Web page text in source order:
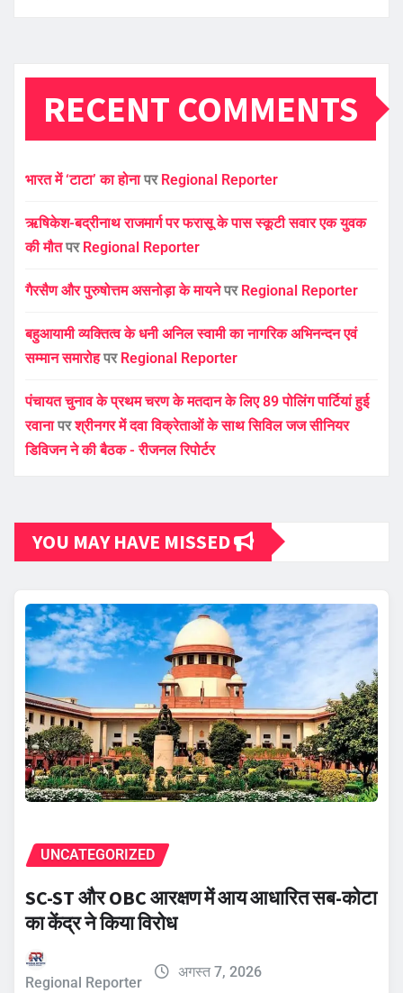
RECENT COMMENTS
भारत में ‘टाटा’ का होनापर Regional Reporter
ऋषिकेश-बद्रीनाथ राजमार्ग पर फरासू के पास स्कूटी सवार एक युवक
की मौतपर Regional Reporter
गैरसैण और पुरुषोत्तम असनोड़ा के मायनेपर Regional Reporter
बहुआयामी व्यक्तित्व के धनी अनिल स्वामी का नागरिक अभिनन्दन एवं
सम्मान समारोहपर Regional Reporter
पंचायत चुनाव के प्रथम चरण के मतदान के लिए 89 पोलिंग पार्टियां हुई
रवानापरश्रीनगर में दवा विक्रेताओं के साथ सिविल जज सीनियर
डिविजन ने की बैठक - रीजनल रिपोर्टर
YOU MAY HAVE MISSED
UNCATEGORIZED
SC-ST और OBC आरक्षण में आय आधारित सब-कोटा
का केंद्र ने किया विरोध
Regional Reporter
अगस्त 7, 2026